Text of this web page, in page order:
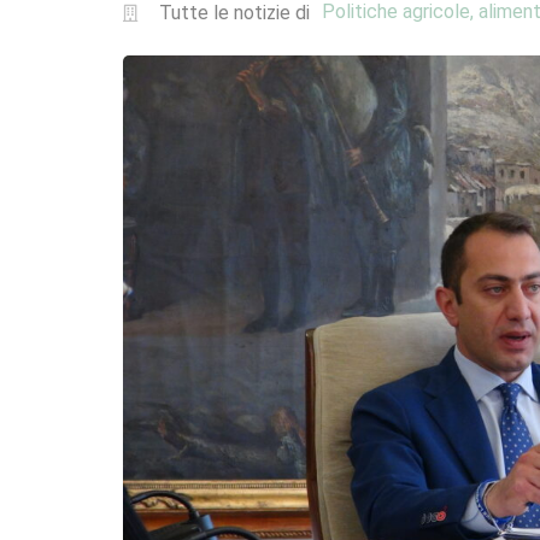
Tutte le notizie di Politiche agricole,